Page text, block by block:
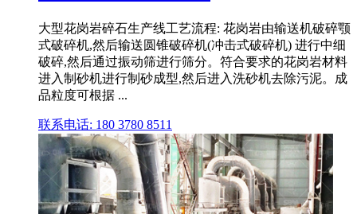
大型花岗岩碎石生产线工艺流程: 花岗岩由输送机破碎颚
式破碎机,然后输送圆锥破碎机(冲击式破碎机) 进行中细
破碎,然后通过振动筛进行筛分。符合要求的花岗岩材料
进入制砂机进行制砂成型,然后进入洗砂机去除污泥。成
品粒度可根据 ...
联系电话: 180 3780 8511